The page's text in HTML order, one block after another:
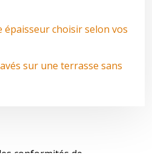
épaisseur choisir selon vos
sur une terrasse sans
conformités de